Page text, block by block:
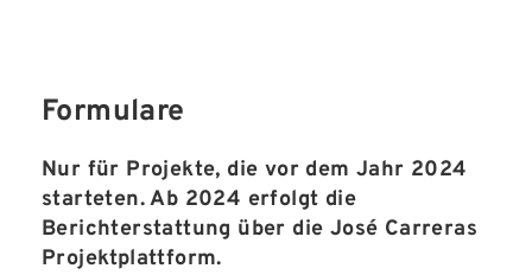
Formulare
Nur für Projekte, die vor dem Jahr 2024
starteten. Ab 2024 erfolgt die
Berichterstattung über die José Carreras
Projektplattform.